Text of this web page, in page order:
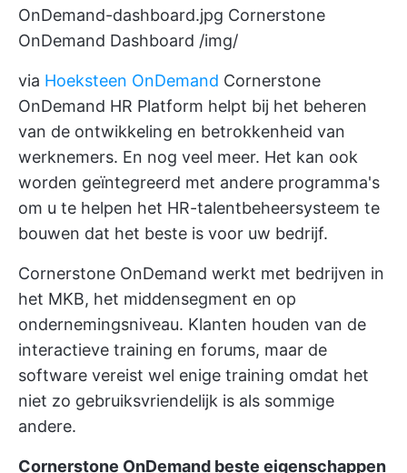
OnDemand-dashboard.jpg Cornerstone
OnDemand Dashboard /img/
via Hoeksteen OnDemand Cornerstone
OnDemand HR Platform helpt bij het beheren
van de ontwikkeling en betrokkenheid van
werknemers. En nog veel meer. Het kan ook
worden geïntegreerd met andere programma's
om u te helpen het HR-talentbeheersysteem te
bouwen dat het beste is voor uw bedrijf.
Cornerstone OnDemand werkt met bedrijven in
het MKB, het middensegment en op
ondernemingsniveau. Klanten houden van de
interactieve training en forums, maar de
software vereist wel enige training omdat het
niet zo gebruiksvriendelijk is als sommige
andere.
Cornerstone OnDemand beste eigenschappen